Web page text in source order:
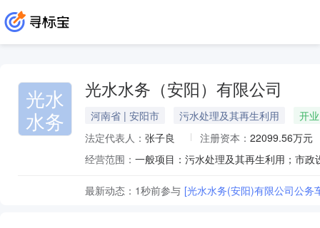
光水
水务
光水水务（安阳）有限公司
河南省 | 安阳市 污水处理及其再生利用
开业
法定代表人： 张子良 注册资本： 22099.56万元
经营范围：
最新动态： 1秒前参与 [光水水务(安阳)有限公司公务